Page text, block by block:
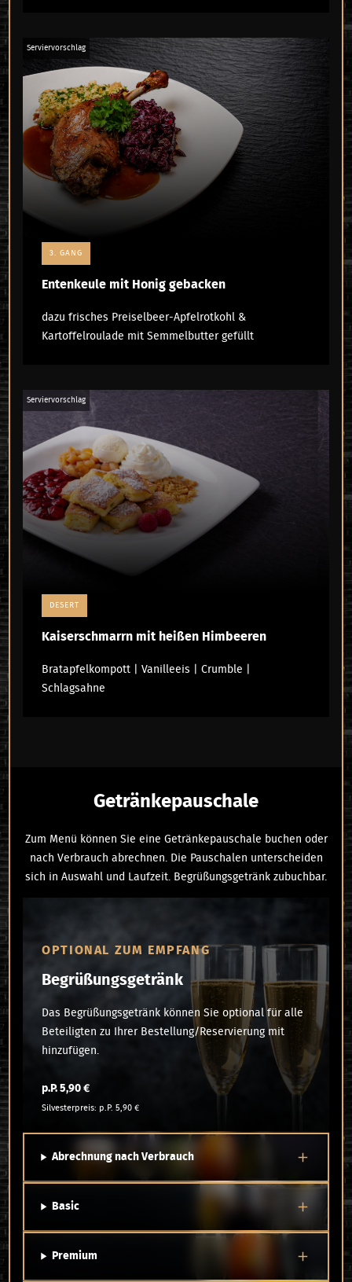
3. GANG
Entenkeule mit Honig gebacken
dazu frisches Preiselbeer-Apfelrotkohl &
Kartoffelroulade mit Semmelbutter gefüllt
Serviervorschlag
DESERT
Kaiserschmarrn mit heißen Himbeeren
Bratapfelkompott | Vanilleeis | Crumble |
Schlagsahne
Serviervorschlag
Getränkepauschale
Zum Menü können Sie eine Getränkepauschale buchen oder
nach Verbrauch abrechnen. Die Pauschalen unterscheiden
sich in Auswahl und Laufzeit. Begrüßungsgetränk zubuchbar.
OPTIONAL ZUM EMPFANG
Begrüßungsgetränk
Das Begrüßungsgetränk können Sie optional für alle
Beteiligten zu Ihrer Bestellung/Reservierung mit
hinzufügen.
p.P. 5,90 €
Silvesterpreis: p.P. 5,90 €
Abrechnung nach Verbrauch
Basic
Premium